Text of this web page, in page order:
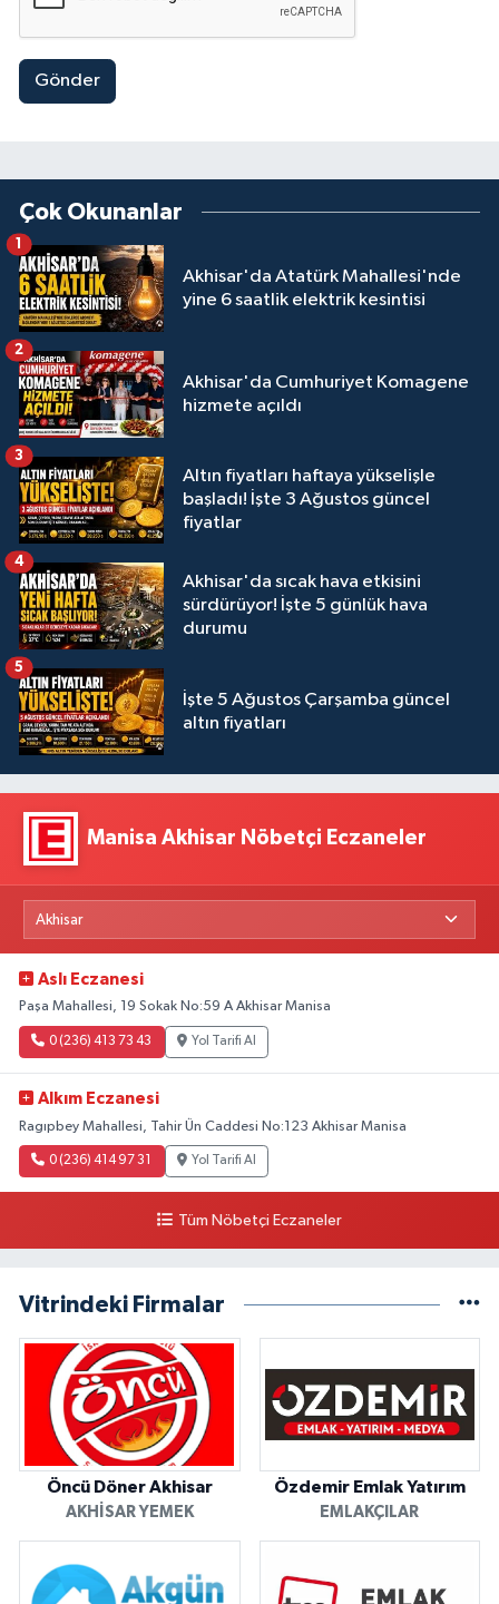
Gönder
Çok Okunanlar
Akhisar'da Atatürk Mahallesi'nde
yine 6 saatlik elektrik kesintisi
1
Akhisar'da Cumhuriyet Komagene
hizmete açıldı
2
Altın fiyatları haftaya yükselişle
başladı! İşte 3 Ağustos güncel
fiyatlar
3
Akhisar'da sıcak hava etkisini
sürdürüyor! İşte 5 günlük hava
durumu
4
İşte 5 Ağustos Çarşamba güncel
altın fiyatları
5
Manisa Akhisar Nöbetçi Eczaneler
Aslı Eczanesi
Paşa Mahallesi, 19 Sokak No:59 A Akhisar Manisa
0 (236) 413 73 43 Yol Tarifi Al
Alkım Eczanesi
Ragıpbey Mahallesi, Tahir Ün Caddesi No:123 Akhisar Manisa
0 (236) 414 97 31 Yol Tarifi Al
Tüm Nöbetçi Eczaneler
Vitrindeki Firmalar
Öncü Döner Akhisar
AKHISAR YEMEK
Özdemir Emlak Yatırım
EMLAKÇILAR